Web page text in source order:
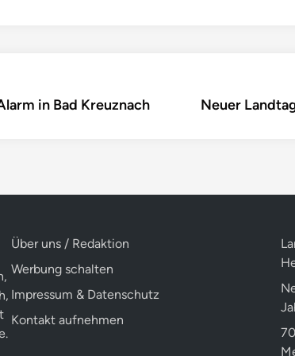
in Bad Kreuznach Neuer
Über uns / Redaktion
Werbung schalten
Impressum & Datenschutz
Kontakt aufnehmen